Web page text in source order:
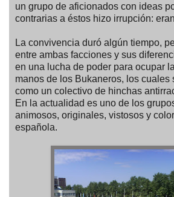
un grupo de aficionados con ideas
contrarias a éstos hizo irrupción:
La convivencia duró algún tiempo,
entre ambas facciones y sus
en una lucha de poder para ocupar
manos de los Bukaneros, los cuales
como un colectivo de hinchas
En la actualidad es uno de los
animosos, originales, vistosos y
española.